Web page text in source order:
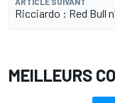
Ricciardo : Red Bull
MEILLEURS